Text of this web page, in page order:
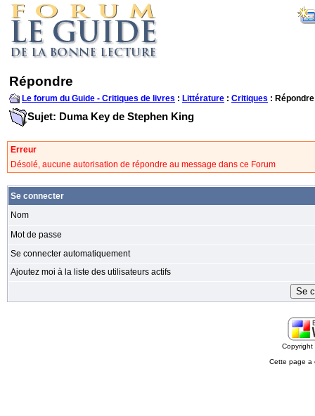
Répondre
Le forum du Guide - Critiques de livres : Littérature : Critiques : Répondre
Sujet: Duma Key de Stephen King
Erreur
Désolé, aucune autorisation de répondre au message dans ce Forum
Se connecter
Nom
Mot de passe
Se connecter automatiquement
Ajoutez moi à la liste des utilisateurs actifs
Cette page a